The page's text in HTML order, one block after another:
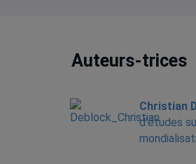
Auteurs-trices
Christian
d'études